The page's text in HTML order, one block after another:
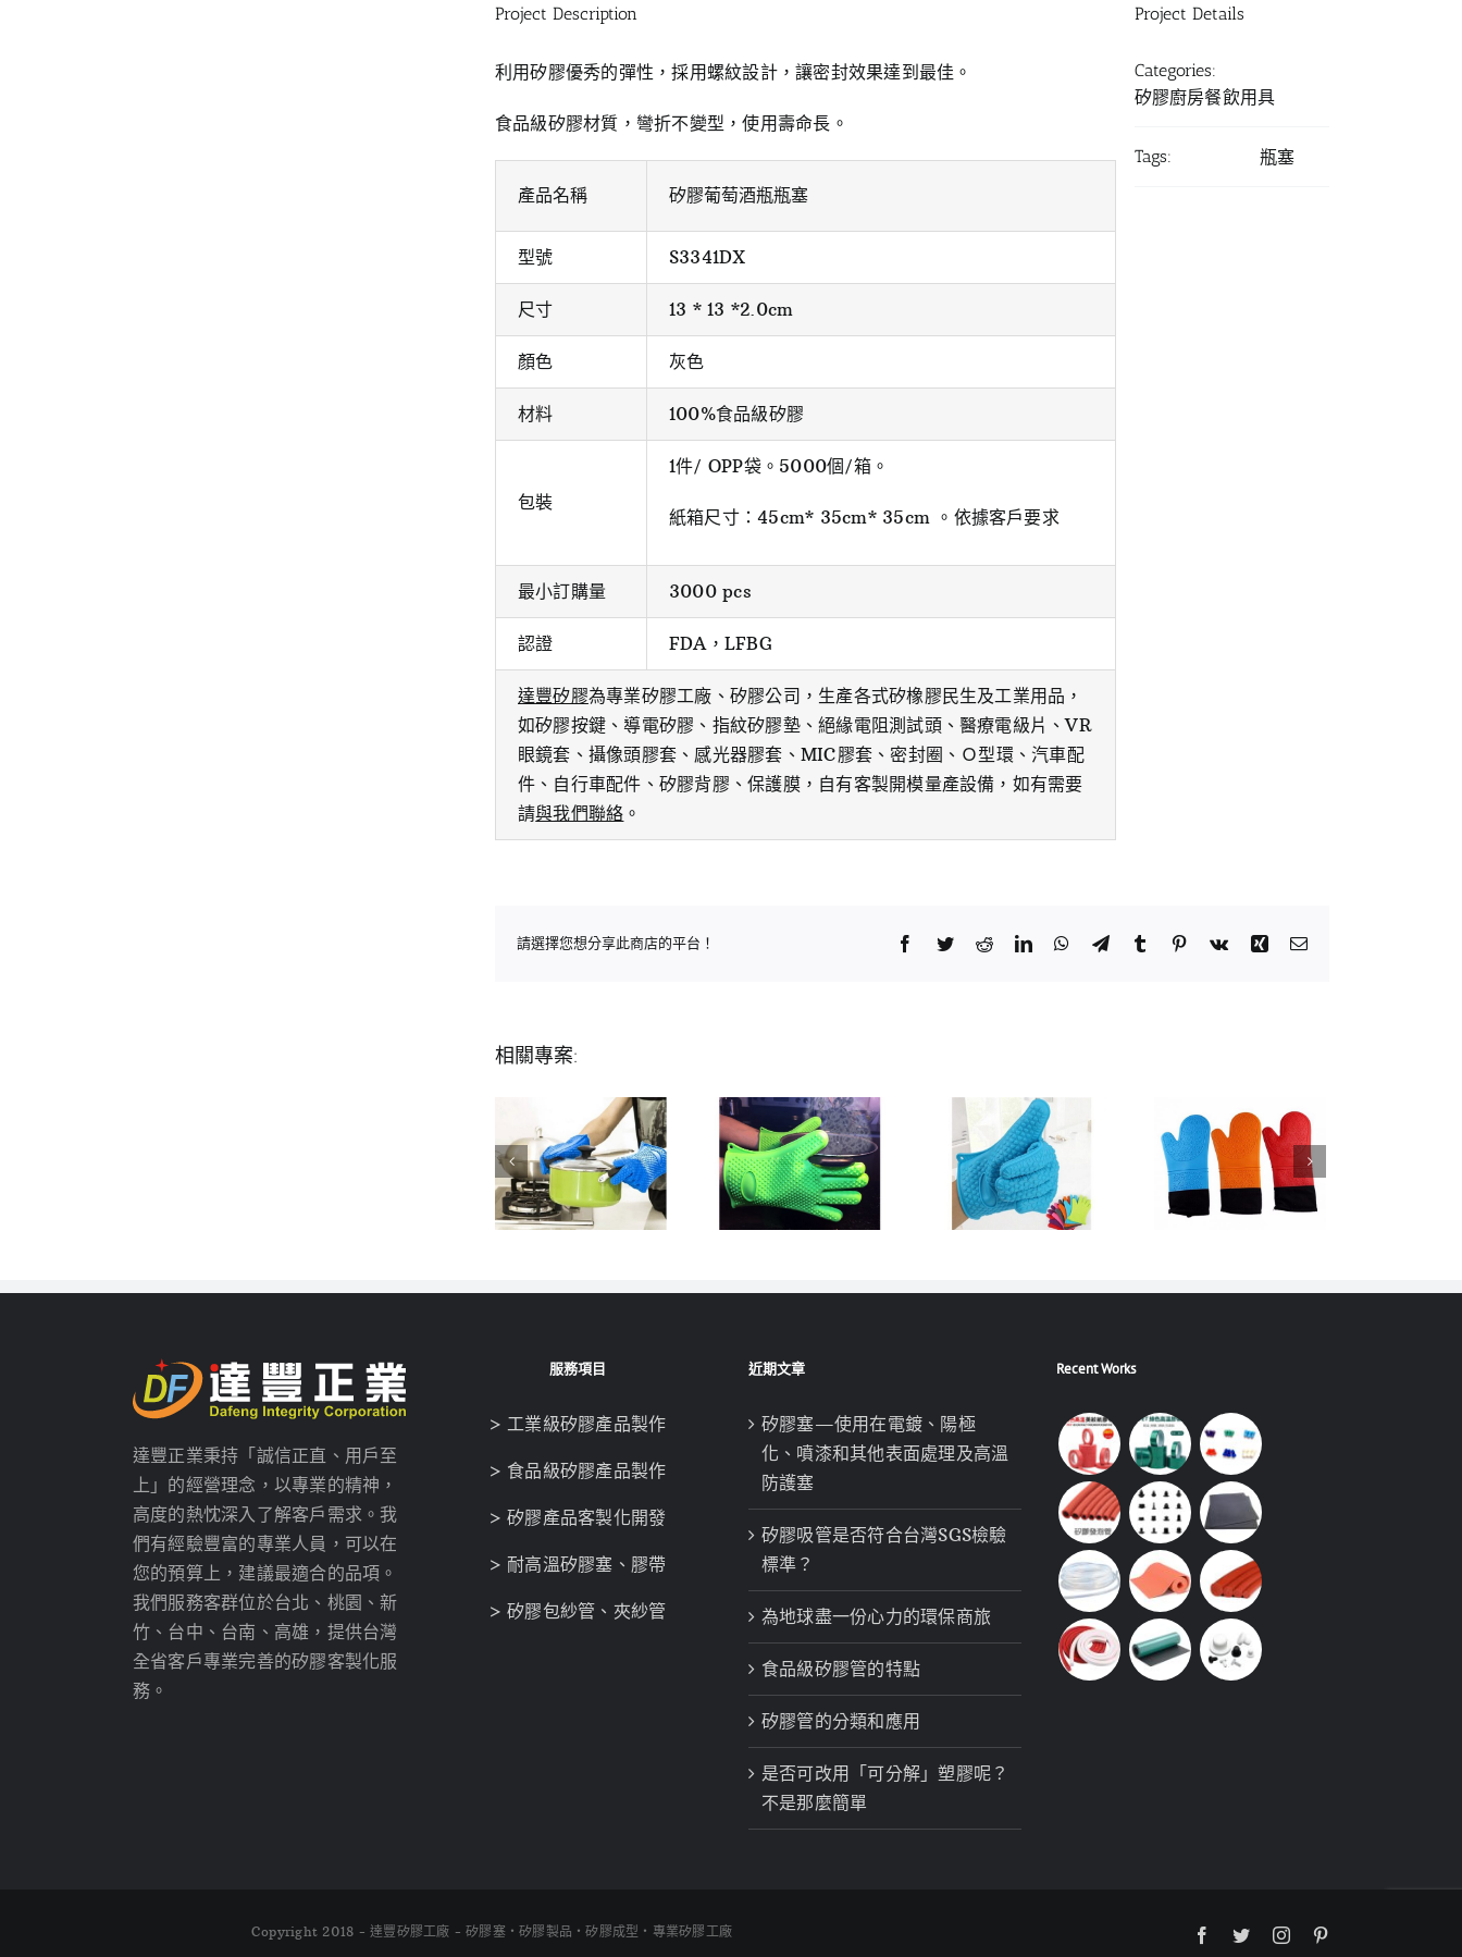
Project Description
利用矽膠優秀的彈性，採用螺紋設計，讓密封效果達到最佳。
食品級矽膠材質，彎折不變型，使用壽命長。
產品名稱 矽膠葡萄酒瓶瓶塞
型號 S3341DX
尺寸 13 * 13 *2.0cm
顏色 灰色
材料 100%食品級矽膠
包裝
1件/ OPP袋。5000個/箱。
紙箱尺寸：45cm* 35cm* 35cm 。依據客戶要求
最小訂購量 3000 pcs
認證 FDA，LFBG
達豐矽膠為專業矽膠工廠、矽膠公司，生產各式矽橡膠民生及工業用品，
如矽膠按鍵、導電矽膠、指紋矽膠墊、絕緣電阻測試頭、醫療電級片、VR
眼鏡套、攝像頭膠套、感光器膠套、MIC膠套、密封圈、Ｏ型環、汽車配
件、自行車配件、矽膠背膠、保護膜，自有客製開模量產設備，如有需要
請與我們聯絡 。
Project Details
Categories:
矽膠廚房餐飲用具
Tags: 瓶塞
請選擇您想分享此商店的平台！ Facebook
TwitterRedditLinkedInWhatsApp
TelegramTumblr Pinterest
Vk Xing Email:
相關專案:
達豐正業秉持「誠信正直、用戶至
上」的經營理念，以專業的精神，
高度的熱忱深入了解客戶需求。我
們有經驗豐富的專業人員，可以在
您的預算上，建議最適合的品項。
我們服務客群位於台北、桃園、新
竹、台中、台南、高雄，提供台灣
全省客戶專業完善的矽膠客製化服
務。
服務項目
> 工業級矽膠產品製作
> 食品級矽膠產品製作
> 矽膠產品客製化開發
> 耐高溫矽膠塞、膠帶
> 矽膠包紗管、夾紗管
近期文章
矽膠塞—使用在電鍍、陽極
化、噴漆和其他表面處理及高溫
防護塞
矽膠吸管是否符合台灣SGS檢驗
標準？
為地球盡一份心力的環保商旅
食品級矽膠管的特點
矽膠管的分類和應用
是否可改用「可分解」塑膠呢？
不是那麼簡單
Recent Works
Copyright 2018 - 達豐矽膠工廠 - 矽膠塞・矽膠製品・矽膠成型・專業矽膠工廠 Facebook
TwitterInstagram